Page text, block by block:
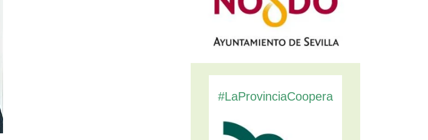
#LaProvinciaCoopera